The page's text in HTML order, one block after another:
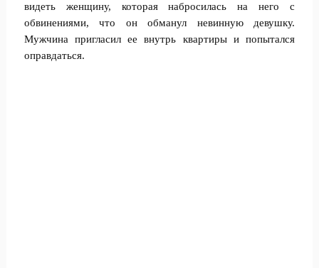
видеть женщину, которая набросилась на него с
обвинениями, что он обманул невинную девушку.
Мужчина пригласил ее внутрь квартиры и попытался
оправдаться.